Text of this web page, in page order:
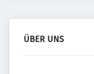
ÜBER UNS